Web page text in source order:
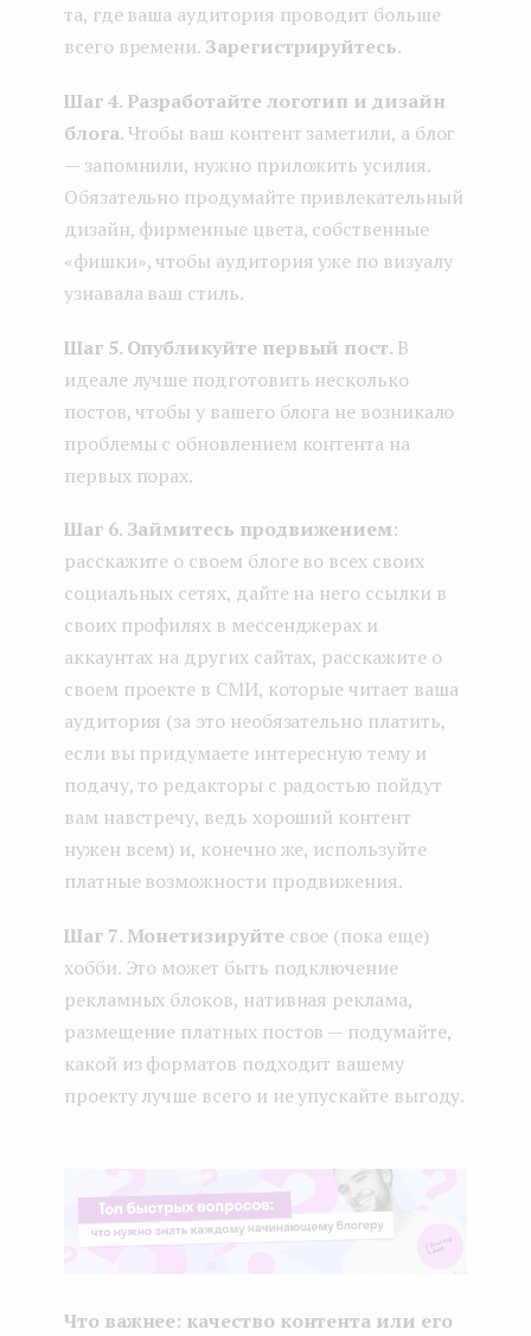
та, где ваша аудитория проводит больше
всего времени. Зарегистрируйтесь.
Шаг 4. Разработайте логотип и дизайн
блога. Чтобы ваш контент заметили, а блог
— запомнили, нужно приложить усилия.
Обязательно продумайте привлекательный
дизайн, фирменные цвета, собственные
«фишки», чтобы аудитория уже по визуалу
узнавала ваш стиль.
Шаг 5. Опубликуйте первый пост. В
идеале лучше подготовить несколько
постов, чтобы у вашего блога не возникало
проблемы с обновлением контента на
первых порах.
Шаг 6. Займитесь продвижением:
расскажите о своем блоге во всех своих
социальных сетях, дайте на него ссылки в
своих профилях в мессенджерах и
аккаунтах на других сайтах, расскажите о
своем проекте в СМИ, которые читает ваша
аудитория (за это необязательно платить,
если вы придумаете интересную тему и
подачу, то редакторы с радостью пойдут
вам навстречу, ведь хороший контент
нужен всем) и, конечно же, используйте
платные возможности продвижения.
Шаг 7. Монетизируйте свое (пока еще)
хобби. Это может быть подключение
рекламных блоков, нативная реклама,
размещение платных постов — подумайте,
какой из форматов подходит вашему
проекту лучше всего и не упускайте выгоду.
Что важнее: качество контента или его